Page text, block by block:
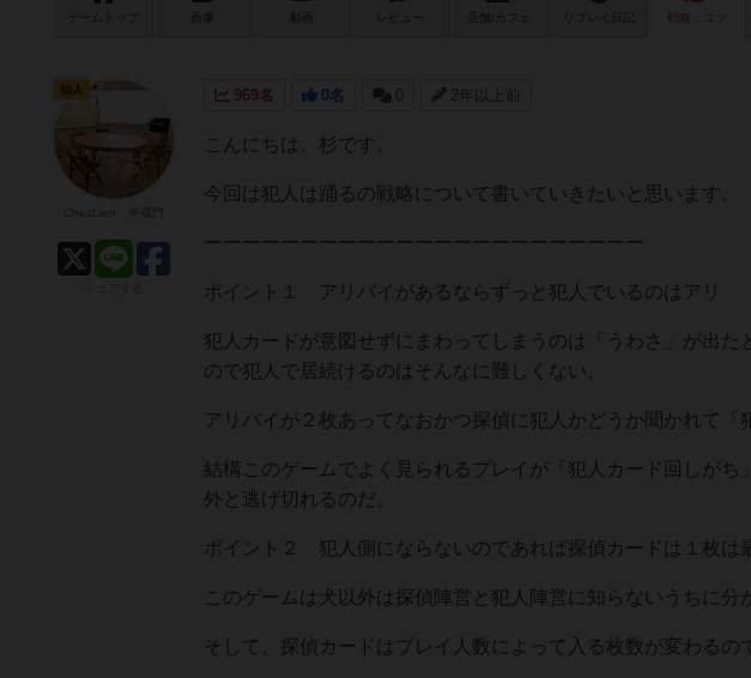
ゲーム 画像 レビュー 店舗/ カフェ 戦略 ・コツ
969名 0名 0 2年以上前
こんにちは、杉です。
今回は犯人は踊るの戦略について書いていきたいと思います。
ーーーーーーーーーーーーーーーーーーーーーーー
ポイント１ アリバイがあるならずっと犯人でいるのはアリ
犯人カードが意図せずにまわってしまうのは「うわさ」が出
ので犯人で居続けるのはそんなに難しくない。
アリバイが２枚あってなおかつ探偵に犯人かどうか聞かれて「
結構このゲームでよく見られるプレイが「犯人カード回しがち
外と逃げ切れるのだ。
ポイント２ 犯人側にならないのであれば探偵カードは１枚は
このゲームは犬以外は探偵陣営と犯人陣営に知らないうちに分
そして、探偵カードはプレイ人数によって入る枚数が変わるの
仙人